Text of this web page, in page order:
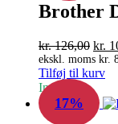
Brother
kr.126,00 Den
pris
var:
kr.
kr.
ekskl. moms kr.
Tilføj til kurv
In Stock
17%